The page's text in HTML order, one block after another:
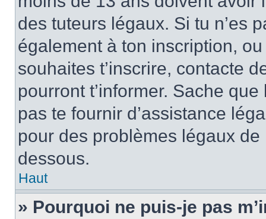
des tuteurs légaux. Si tu n’es
également à ton inscription,
souhaites t’inscrire, contacte
pourront t’informer. Sache
pas te fournir d’assistance
pour des problèmes légaux
dessous.
Haut
» Pourquoi ne puis-je pas